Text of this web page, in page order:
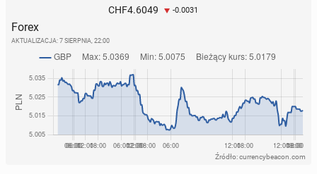
CHF4.6049 -0.0031
Forex
AKTUALIZACJA: 7 SIERPNIA, 22:00
Źródło: currencybeacon.com